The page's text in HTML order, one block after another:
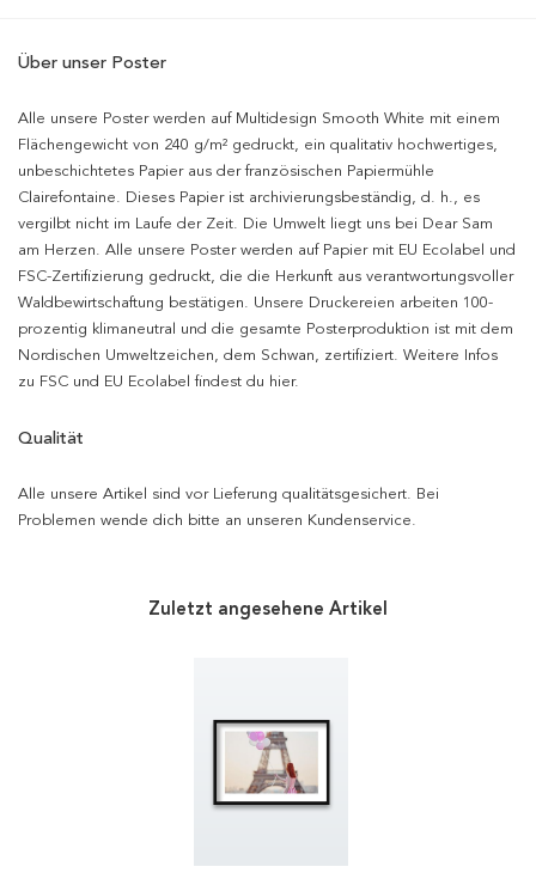
Über unser Poster
Alle unsere Poster werden auf Multidesign Smooth White mit einem
Flächengewicht von 240 g/m² gedruckt, ein qualitativ hochwertiges,
unbeschichtetes Papier aus der französischen Papiermühle
Clairefontaine. Dieses Papier ist archivierungsbeständig, d. h., es
vergilbt nicht im Laufe der Zeit. Die Umwelt liegt uns bei Dear Sam
am Herzen. Alle unsere Poster werden auf Papier mit EU Ecolabel und
FSC-Zertifizierung gedruckt, die die Herkunft aus verantwortungsvoller
Waldbewirtschaftung bestätigen. Unsere Druckereien arbeiten 100-
prozentig klimaneutral und die gesamte Posterproduktion ist mit dem
Nordischen Umweltzeichen, dem Schwan, zertifiziert. Weitere Infos
zu FSC und EU Ecolabel findest du hier.
Qualität
Alle unsere Artikel sind vor Lieferung qualitätsgesichert. Bei
Problemen wende dich bitte an unseren Kundenservice.
Zuletzt angesehene Artikel